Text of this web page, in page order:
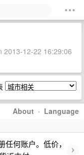
2013-12-22 16:29:06
About · Language
何账户。低价，
›